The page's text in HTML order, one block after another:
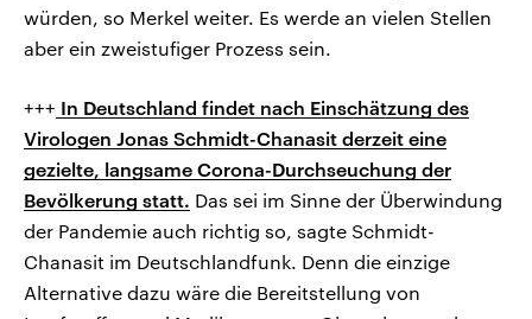
würden, so Merkel weiter. Es werde an vielen Stellen
aber ein zweistufiger Prozess sein.
+++ In Deutschland findet nach Einschätzung des
Virologen Jonas Schmidt-Chanasit derzeit eine
gezielte, langsame Corona-Durchseuchung der
Bevölkerung statt. Das sei im Sinne der Überwindung
der Pandemie auch richtig so, sagte Schmidt-
Chanasit im Deutschlandfunk. Denn die einzige
Alternative dazu wäre die Bereitstellung von